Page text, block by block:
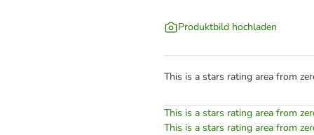
Produktbild hochladen
This is a stars rating area from
This is a stars rating area from
This is a stars rating area from